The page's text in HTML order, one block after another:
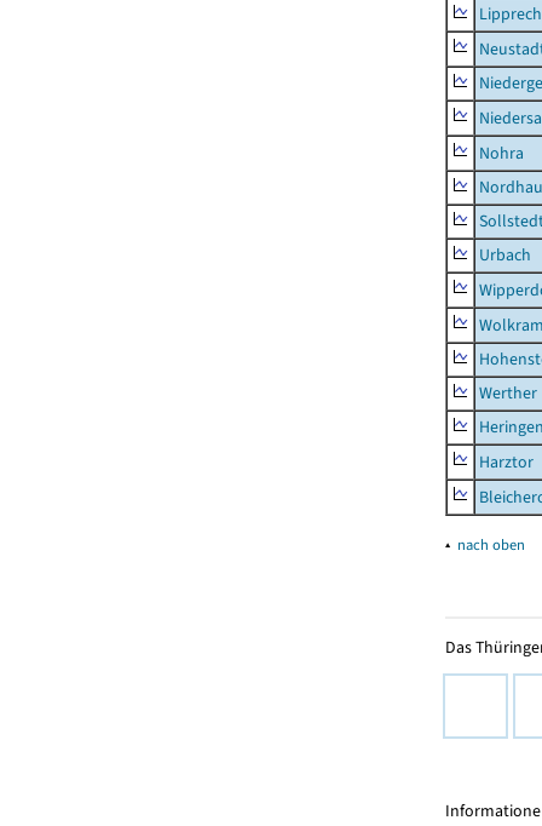
Nohra
Urbach
Werther
Harztor
▴ nach oben
Das